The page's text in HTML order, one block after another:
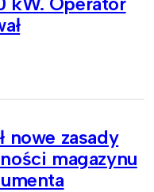
nowe zasady
magazynu